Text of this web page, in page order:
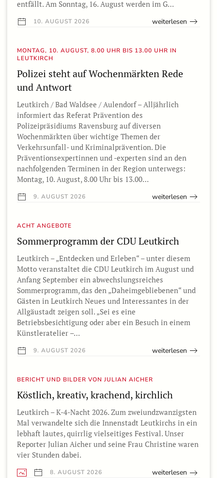
entfällt. Am Sonntag, 16. August werden im G…
10. AUGUST 2026 weiterlesen
MONTAG, 10. AUGUST, 8.00 UHR BIS 13.00 UHR IN
LEUTKIRCH
Polizei steht auf Wochenmärkten Rede
und Antwort
Leutkirch / Bad Waldsee / Aulendorf – Alljährlich
informiert das Referat Prävention des
Polizeipräsidiums Ravensburg auf diversen
Wochenmärkten über wichtige Themen der
Verkehrsunfall- und Kriminalprävention. Die
Präventionsexpertinnen und -experten sind an den
nachfolgenden Terminen in der Region unterwegs:
Montag, 10. August, 8.00 Uhr bis 13.00…
9. AUGUST 2026 weiterlesen
ACHT ANGEBOTE
Sommerprogramm der CDU Leutkirch
Leutkirch – „Entdecken und Erleben“ – unter diesem
Motto veranstaltet die CDU Leutkirch im August und
Anfang September ein abwechslungsreiches
Sommerprogramm, das den „Daheimgebliebenen“ und
Gästen in Leutkirch Neues und Interessantes in der
Allgäustadt zeigen soll. „Sei es eine
Betriebsbesichtigung oder aber ein Besuch in einem
Künstleratelier –…
9. AUGUST 2026 weiterlesen
BERICHT UND BILDER VON JULIAN AICHER
Köstlich, kreativ, krachend, kirchlich
Leutkirch – K-4-Nacht 2026. Zum zweiundzwanzigsten
Mal verwandelte sich die Innenstadt Leutkirchs in ein
lebhaft lautes, quirrlig vielseitiges Festival. Unser
Reporter Julian Aicher und seine Frau Christine waren
vier Stunden dabei.
8. AUGUST 2026 weiterlesen